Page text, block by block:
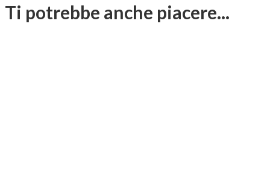
Ti potrebbe anche piacere...